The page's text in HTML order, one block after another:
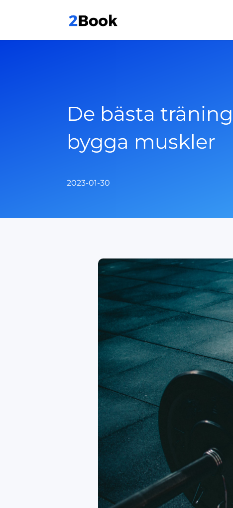
De bästa
bygga muskler
2023-01-30